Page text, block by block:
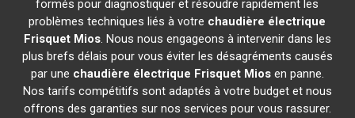
formés pour diagnostiquer et résoudre rapidement les
problèmes techniques liés à votre chaudière électrique
Frisquet Mios. Nous nous engageons à intervenir dans les
plus brefs délais pour vous éviter les désagréments causés
par une chaudière électrique Frisquet Miosen panne.
Nos tarifs compétitifs sont adaptés à votre budget et nous
offrons des garanties sur nos services pour vous rassurer.